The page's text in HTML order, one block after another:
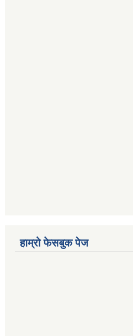
हाम्रो फेसबुक पेज